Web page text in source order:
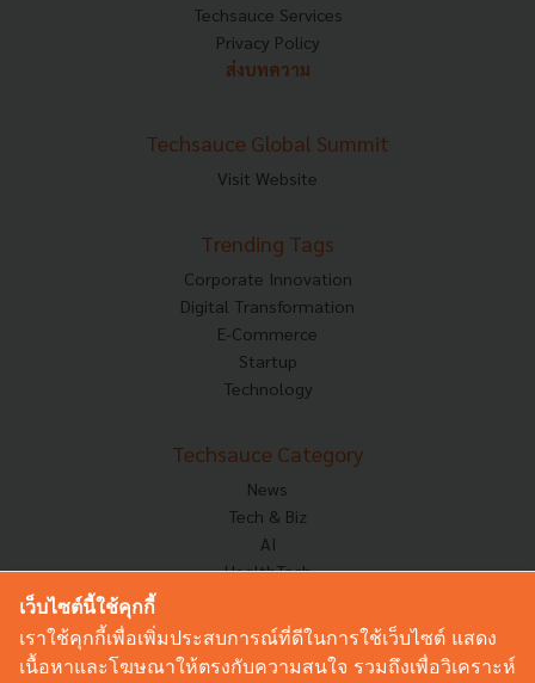
Techsauce Services
Privacy Policy
ส่งบทความ
Techsauce Global Summit
Visit Website
Trending Tags
Corporate Innovation
Digital Transformation
E-Commerce
Startup
Technology
Techsauce Category
News
Tech & Biz
AI
HealthTech
Corp Innov
Saucy Thoughts
เว็บไซต์นี้ใช้คุกกี้
เราใช้คุกกี้เพื่อเพิ่มประสบการณ์ที่ดีในการใช้เว็บไซต์ แสดง
เนื้อหาและโฆษณาให้ตรงกับความสนใจ รวมถึงเพื่อวิเคราะห์